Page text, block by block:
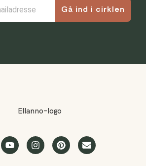
Gå ind i cirklen